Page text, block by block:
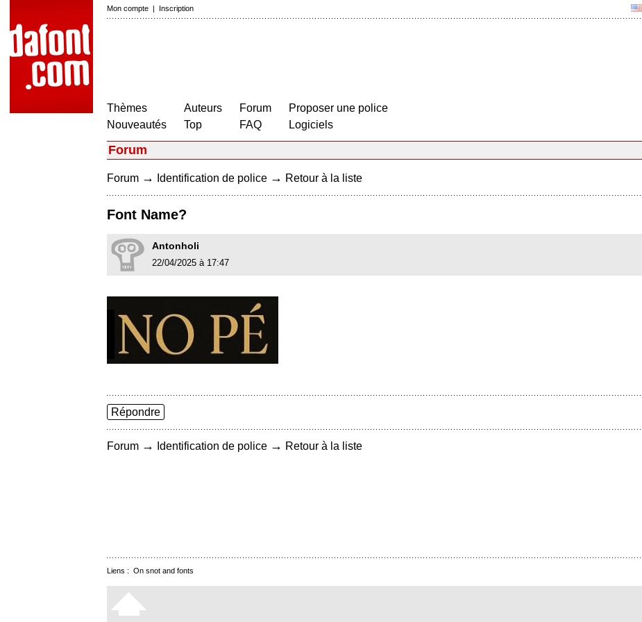
Mon compte | Inscription
Thèmes
Nouveautés
Auteurs
Top
Forum
FAQ
Proposer une police
Logiciels
Forum
Forum → Identification de police → Retour à la liste
Font Name?
Antonholi
22/04/2025 à 17:47
Répondre
Forum → Identification de police → Retour à la liste
Liens : On snot and fonts